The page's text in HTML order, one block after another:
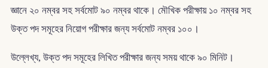
জ্ঞানে ২০ নম্বর সহ সর্বমোট ৯০ নম্বর থাকে। মৌখিক পরীক্ষায় ১০ নম্বর সহ
উক্ত পদ সমূহের নিয়োগ পরীক্ষার জন্য সর্বমোট নম্বর ১০০।
উল্লেখ্য, উক্ত পদ সমূহের লিখিত পরীক্ষার জন্য সময় থাকে ৯০ মিনিট।